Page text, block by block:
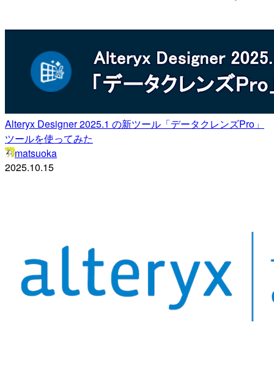
Alteryx Designer 2025.1 の新ツール「データクレンズPro」
ツールを使ってみた
matsuoka
2025.10.15